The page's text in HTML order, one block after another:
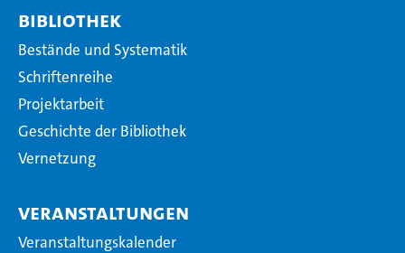
Bibliothek
Bestände und Systematik
Schriftenreihe
Projektarbeit
Geschichte der Bibliothek
Vernetzung
Veranstaltungen
Veranstaltungskalender